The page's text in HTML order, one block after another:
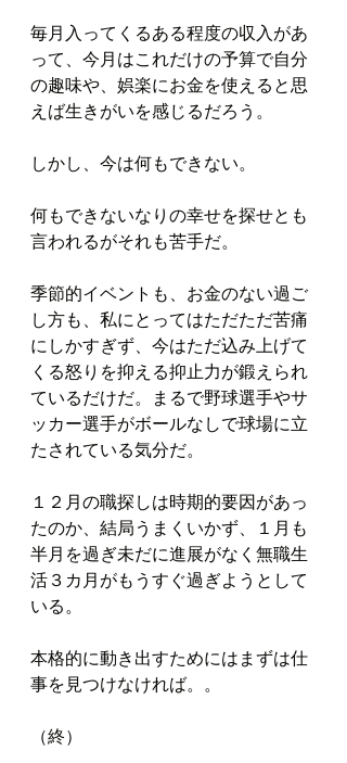
毎月入ってくるある程度の収入があ
って、今月はこれだけの予算で自分
の趣味や、娯楽にお金を使えると思
えば生きがいを感じるだろう。
しかし、今は何もできない。
何もできないなりの幸せを探せとも
言われるがそれも苦手だ。
季節的イベントも、お金のない過ご
し方も、私にとってはただただ苦痛
にしかすぎず、今はただ込み上げて
くる怒りを抑える抑止力が鍛えられ
ているだけだ。まるで野球選手やサ
ッカー選手がボールなしで球場に立
たされている気分だ。
１２月の職探しは時期的要因があっ
たのか、結局うまくいかず、１月も
半月を過ぎ未だに進展がなく無職生
活３カ月がもうすぐ過ぎようとして
いる。
本格的に動き出すためにはまずは仕
事を見つけなければ。。
（終）